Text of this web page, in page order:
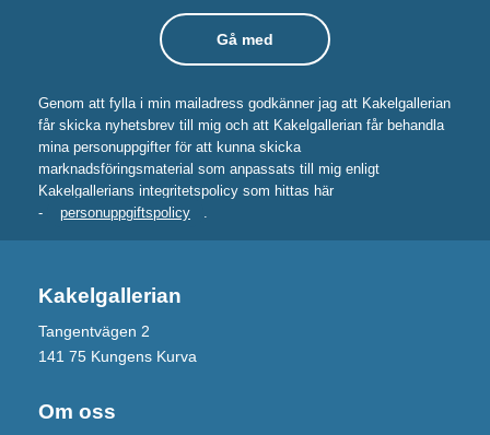
Genom att fylla i min mailadress godkänner jag att Kakelgallerian
får skicka nyhetsbrev till mig och att Kakelgallerian får behandla
mina personuppgifter för att kunna skicka
marknadsföringsmaterial som anpassats till mig enligt
Kakelgallerians integritetspolicy som hittas här
-
personuppgiftspolicy .
Kakelgallerian
Tangentvägen 2
141 75 Kungens Kurva
Om oss